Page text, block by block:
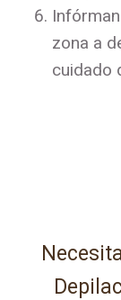
zona a
cuidado